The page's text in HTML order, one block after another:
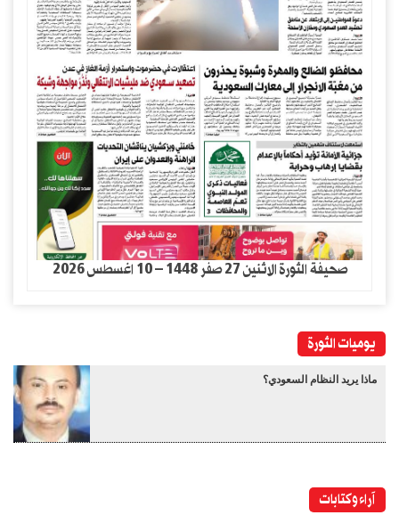
صحيفة الثورة الاثنين 27 صفر 1448 – 10 اغسطس 2026
يوميات الثورة
ماذا يريد النظام السعودي؟
آراء وكتابات